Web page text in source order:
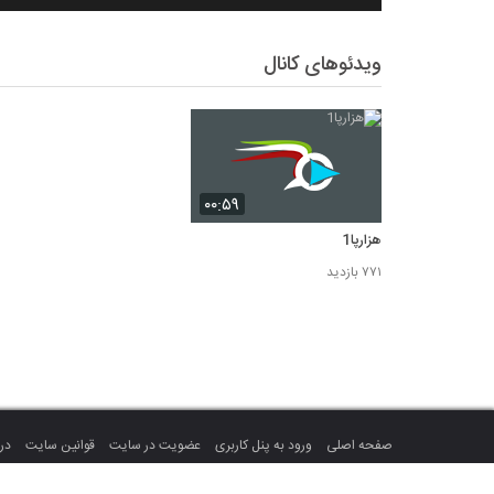
ویدئوهای کانال
۰۰:۵۹
هزارپا1
۷۷۱ بازدید
صفحه اصلی ورود به پنل کاربری عضویت در سایت قوانین سایت